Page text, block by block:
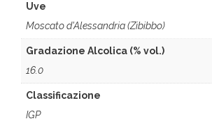
Uve
Moscato d'Alessandria (Zibibbo)
Gradazione Alcolica (% vol.)
16.0
Classificazione
IGP